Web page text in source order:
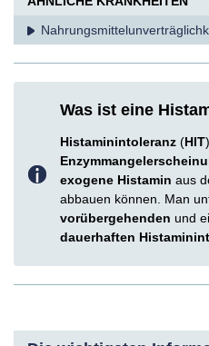
Was ist eine
Histaminintoleranz (HIT
exogene Histamin aus
abbauen können. Man
vorübergehenden und
dauerhaften